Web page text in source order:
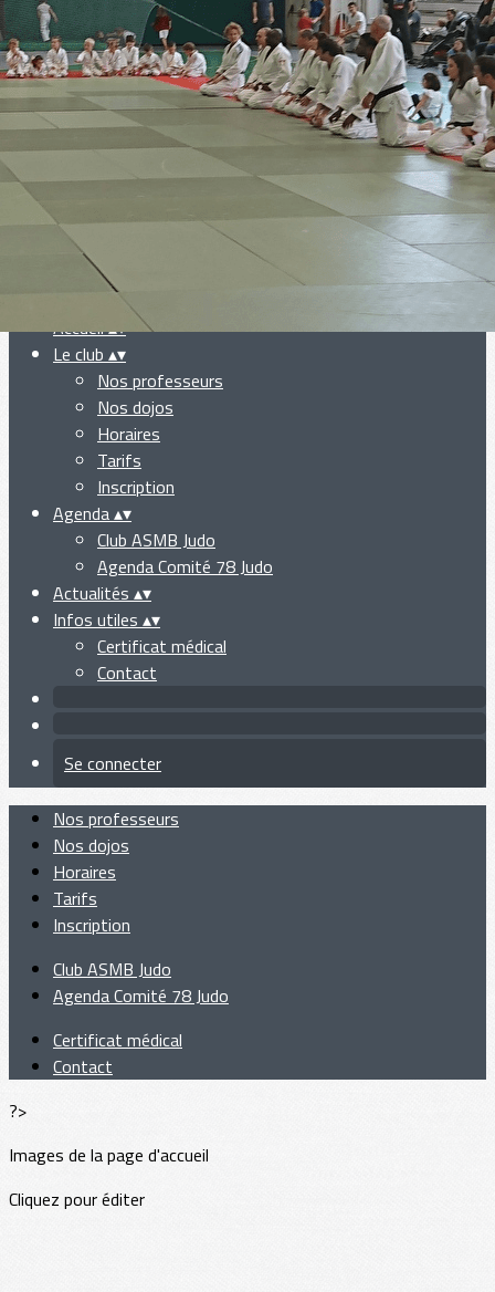
Exporter les lignes sélectionnées
Exporter toutes les colonnes
Exporter uniquement les colonnes affichées
Menu
Ajoutez un logo, un bouton, des réseaux sociaux
Cliquez pour éditer
Accueil▴▾
Le club ▴▾
Nos professeurs
Nos dojos
Horaires
Tarifs
Inscription
Agenda▴▾
Club ASMB Judo
Agenda Comité 78 Judo
Actualités ▴▾
Infos utiles ▴▾
Certificat médical
Contact
Se connecter
Nos professeurs
Nos dojos
Horaires
Tarifs
Inscription
Club ASMB Judo
Agenda Comité 78 Judo
Certificat médical
Contact
?>
Images de la page d'accueil
Cliquez pour éditer